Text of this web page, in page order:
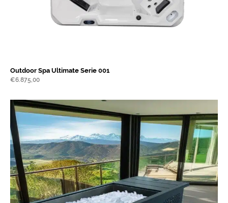
Outdoor Spa Ultimate Serie 001
€6.875,00